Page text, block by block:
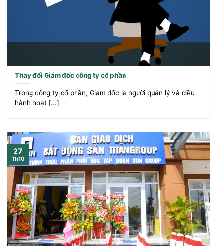
Thay đổi Giám đốc công ty cổ phần
Trong công ty cổ phần, Giám đốc là người quản lý và điều
hành hoạt [...]
27
Th10